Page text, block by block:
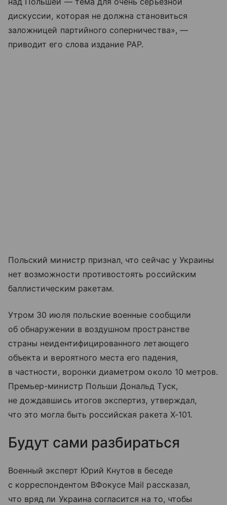
дискуссии, которая не должна становиться
заложницей партийного соперничества», —
приводит его слова издание PAP.
Польский министр признал, что сейчас у Украины
нет возможности противостоять российским
баллистическим ракетам.
Утром 30 июля польские военные сообщили
об обнаружении в воздушном пространстве
страны неидентифицированного летающего
объекта и вероятного места его падения,
в частности, воронки диаметром около 10 метров.
Премьер-министр Польши Дональд Туск,
не дождавшись итогов экспертиз, утверждал,
что это могла быть российская ракета Х-101.
Будут сами разбираться
Военный эксперт Юрий Кнутов в беседе
с корреспондентом ВФокусе Mail рассказал,
что вряд ли Украина согласится на то, чтобы